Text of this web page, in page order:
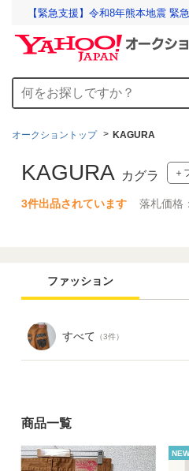
【緊急支援】令和8年熊本地震 緊
オークショントップ KAGURA
KAGURA カグラ ＋
3件出品されています 落札価格
ファッション
すべて （3件）
商品一覧